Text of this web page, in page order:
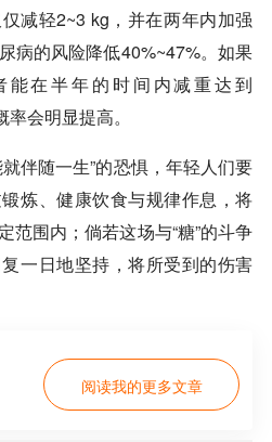
减轻2~3 kg，并在两年内加强
病的风险降低40%~47%。如果
在半年的时间内减重达到
会明显提高。
伴随一生”的恐惧，年轻人们要
炼、健康饮食与规律作息，将
范围内；倘若这场与“糖”的斗争
一日地坚持，将所受到的伤害
阅读我的更多文章